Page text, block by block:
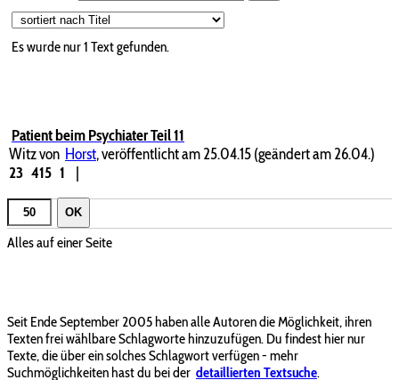
Es wurde nur 1 Text gefunden.
Patient beim Psychiater Teil 11
Witz von Horst, veröffentlicht am 25.04.15 (geändert am 26.04.)
23 415 1 |
OK
Alles auf einer Seite
Seit Ende September 2005 haben alle Autoren die Möglichkeit, ihren
Texten frei wählbare Schlagworte hinzuzufügen. Du findest hier nur
Texte, die über ein solches Schlagwort verfügen - mehr
Suchmöglichkeiten hast du bei der detaillierten Textsuche.